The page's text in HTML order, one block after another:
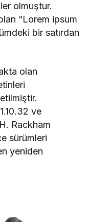
olmuştur.
“Lorem ipsum
bir satırdan
olan
ve
Rackham
sürümleri
yeniden